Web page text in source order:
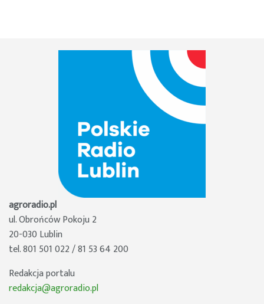
agroradio.pl
ul. Obrońców Pokoju 2
20-030 Lublin
tel. 801 501 022 / 81 53 64 200
Redakcja portalu
redakcja@agroradio.pl